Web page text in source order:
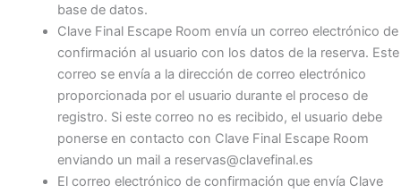
base de datos.
Clave Final Escape Room envía un correo electrónico de
confirmación al usuario con los datos de la reserva. Este
correo se envía a la dirección de correo electrónico
proporcionada por el usuario durante el proceso de
registro. Si este correo no es recibido, el usuario debe
ponerse en contacto con Clave Final Escape Room
enviando un mail a reservas@clavefinal.es
El correo electrónico de confirmación que envía Clave